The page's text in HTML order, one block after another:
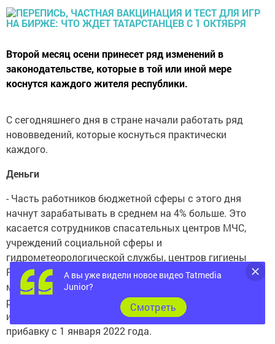
Второй месяц осени принесет ряд изменений в
законодательстве, которые в той или иной мере
коснутся каждого жителя республики.
С сегодняшнего дня в стране начали работать ряд
нововведений, которые коснуться практически
каждого.
Деньги
- Часть работников бюджетной сферы с этого дня
начнут зарабатывать в среднем на 4% больше. Это
касается сотрудников спасательных центров МЧС,
учреждений социальной сферы и
гидрометеорологической службы, центров гигиены
Роспотребнадзора, центров стандартизации,
метрологии и испытаний Росстандарта, а также
реабилитационных центров для инвалидов. Самые
известные бюджетники - врачи и учителя - получат
прибавку с 1 января 2022 года.
А вы уже видели новое видео Tatmedia
Junior?
Cмотреть